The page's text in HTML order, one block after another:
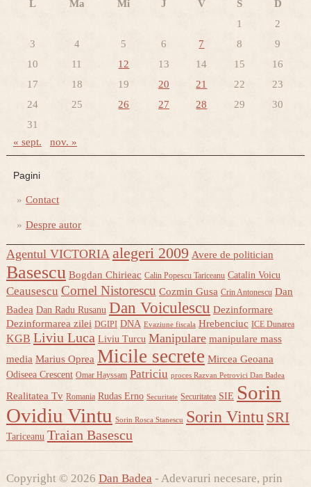
L Ma Mi J V S
D
1
2
3
4 5 6 7 8
9
10
11 12 13 14 15
16
17
18 19 20 21 22
23
24
25 26 27 28 29
30
31
« sept. nov. »
Pagini
Contact
Despre autor
Agentul VICTORIA alegeri 2009 Avere de politician
Basescu Bogdan Chirieac Calin Popescu Tariceanu Catalin Voicu
Ceausescu Cornel Nistorescu Cozmin Gusa Crin Antonescu Dan
Badea Dan Radu Rusanu Dan Voiculescu Dezinformare
Dezinformarea zilei DGIPI DNA Evaziune fiscala Hrebenciuc ICE Dunarea
KGB Liviu Luca Liviu Turcu Manipulare manipulare mass
media Marius Oprea Micile secrete Mircea Geoana
Odiseea Crescent Omar Hayssam Patriciu proces Razvan Petrovici Dan Badea
Realitatea Tv Romania Rudas Erno Securitate Securitatea SIE Sorin
Ovidiu Vintu Sorin Rosca Stanescu Sorin Vintu SRI
Tariceanu Traian Basescu
Copyright © 2026 Dan Badea - Adevaruri necesare, prin